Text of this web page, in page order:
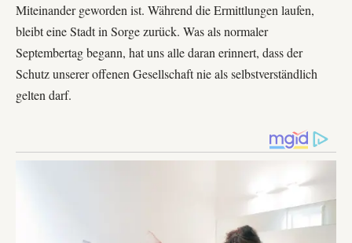
Miteinander geworden ist. Während die Ermittlungen laufen,
bleibt eine Stadt in Sorge zurück. Was als normaler
Septembertag begann, hat uns alle daran erinnert, dass der
Schutz unserer offenen Gesellschaft nie als selbstverständlich
gelten darf.